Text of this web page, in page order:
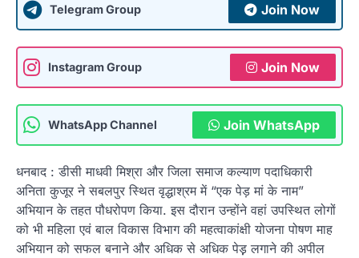
Telegram Group Join Now
Instagram Group Join Now
WhatsApp Channel Join WhatsApp
धनबाद : डीसी माधवी मिश्रा और जिला समाज कल्याण पदाधिकारी
अनिता कुजूर ने सबलपुर स्थित वृद्धाश्रम में “एक पेड़ मां के नाम”
अभियान के तहत पौधरोपण किया. इस दौरान उन्होंने वहां उपस्थित लोगों
को भी महिला एवं बाल विकास विभाग की महत्वाकांक्षी योजना पोषण माह
अभियान को सफल बनाने और अधिक से अधिक पेड़़ लगाने की अपील